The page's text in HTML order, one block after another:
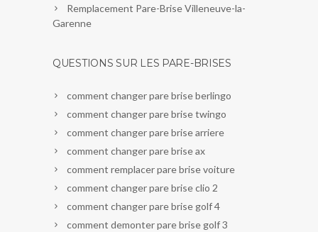
Remplacement Pare-Brise Villeneuve-la-
Garenne
QUESTIONS SUR LES PARE-BRISES
comment changer pare brise berlingo
comment changer pare brise twingo
comment changer pare brise arriere
comment changer pare brise ax
comment remplacer pare brise voiture
comment changer pare brise clio 2
comment changer pare brise golf 4
comment demonter pare brise golf 3